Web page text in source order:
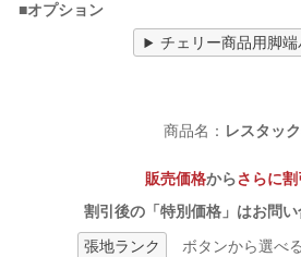
■オプション
チェリー商品用脚端
商品名： レスタッ
販売価格からさらに割
割引後の「特別価格」はお問
張地ランク
ボタンから選べ